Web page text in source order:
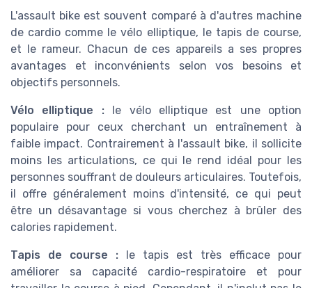
L'assault bike est souvent comparé à d'autres machine
de cardio comme le vélo elliptique, le tapis de course,
et le rameur. Chacun de ces appareils a ses propres
avantages et inconvénients selon vos besoins et
objectifs personnels.
Vélo elliptique :le vélo elliptique est une option
populaire pour ceux cherchant un entraînement à
faible impact. Contrairement à l'assault bike, il sollicite
moins les articulations, ce qui le rend idéal pour les
personnes souffrant de douleurs articulaires. Toutefois,
il offre généralement moins d'intensité, ce qui peut
être un désavantage si vous cherchez à brûler des
calories rapidement.
Tapis de course : le tapis est très efficace pour
améliorer sa capacité cardio-respiratoire et pour